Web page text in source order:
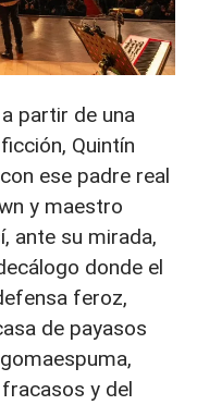
partir de una
Quintín
ese padre real
y maestro
ante su mirada,
donde el
feroz,
de payasos
y del